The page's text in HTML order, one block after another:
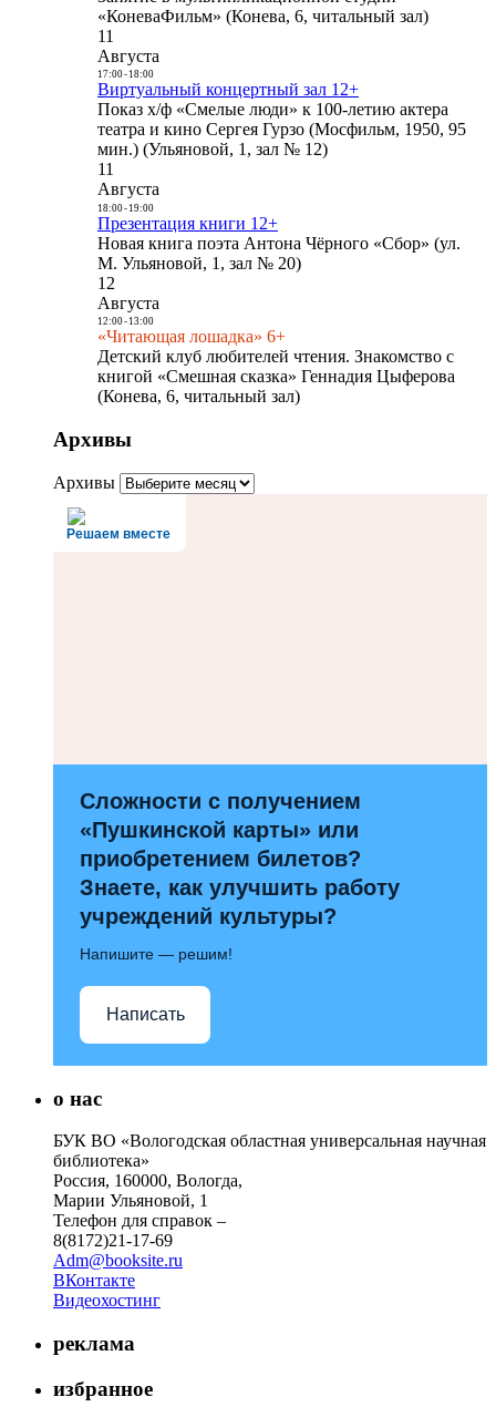
«КоневаФильм» (Конева, 6, читальный зал)
11
Августа
17:00- 18:00
Виртуальный концертный зал 12+
Показ х/ф «Смелые люди» к 100-летию актера
театра и кино Сергея Гурзо (Мосфильм, 1950, 95
мин.) (Ульяновой, 1, зал № 12)
11
Августа
18:00- 19:00
Презентация книги 12+
Новая книга поэта Антона Чёрного «Сбор» (ул.
М. Ульяновой, 1, зал № 20)
12
Августа
12:00- 13:00
«Читающая лошадка» 6+
Детский клуб любителей чтения. Знакомство с
книгой «Смешная сказка» Геннадия Цыферова
(Конева, 6, читальный зал)
Архивы
Архивы
Решаем вместе
Сложности с получением
«Пушкинской карты» или
приобретением билетов?
Знаете, как улучшить работу
учреждений культуры?
Напишите — решим!
Написать
о нас
БУК ВО «Вологодская областная универсальная научная
библиотека»
Россия, 160000, Вологда,
Марии Ульяновой, 1
Телефон для справок –
8(8172)21-17-69
Adm@booksite.ru
ВКонтакте
Видеохостинг
реклама
избранное